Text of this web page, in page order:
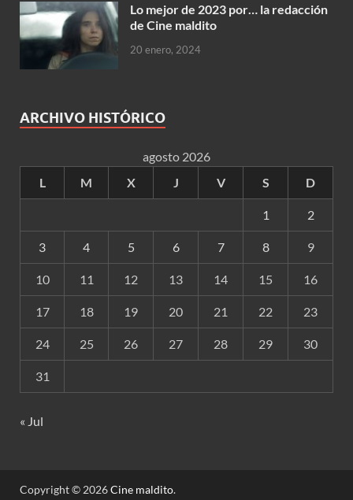
Lo mejor de 2023 por… la redacción
de Cine maldito
20 enero, 2024
ARCHIVO HISTÓRICO
agosto 2026
L
M X J V S D
1 2
3 4 5 6 7 8 9
10 11 12 13 14 15 16
17 18 19 20 21 22 23
24 25 26 27 28 29 30
31
« Jul
Copyright © 2026Cine maldito.